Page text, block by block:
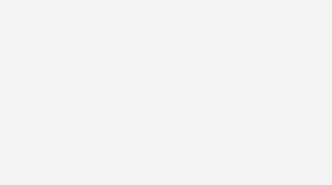
für Wohngebäude um